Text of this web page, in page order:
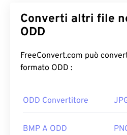
più comuni. L'uso più diffuso
pubblicità digitale e nel
questo formato la flessibilità
fungere dacontenitore
Converti altri file
ODD
FreeConvert.com può
formato ODD :
ODD Convertitore
BMP A ODD